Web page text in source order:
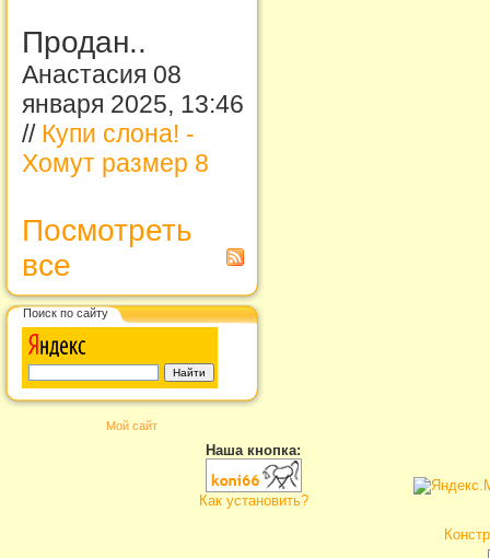
Продан..
Анастасия 08
января 2025, 13:46
// Купи слона! -
Хомут размер 8
Посмотреть
все
Поиск по сайту
Мой сайт
Наша кнопка:
Как установить?